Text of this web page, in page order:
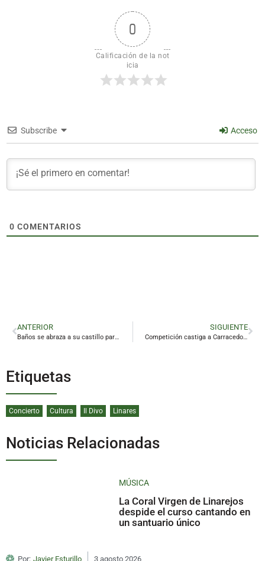
0
Calificación de la not
icia
Subscribe Acceso
0 COMENTARIOS
ANTERIOR SIGUIENTE
Competición castiga a Carracedo con dos partidos
Etiquetas
Concierto Cultura Il Divo Linares
Noticias Relacionadas
MÚSICA
La Coral Virgen de Linarejos
despide el curso cantando en
un santuario único
Por: Javier Esturillo 3 agosto 2026